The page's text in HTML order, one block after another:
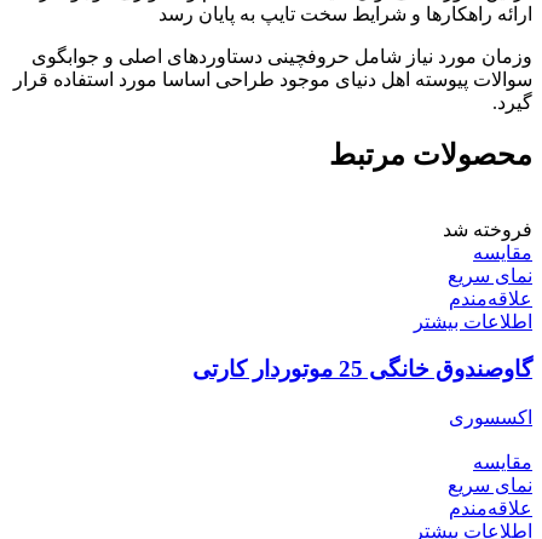
ارائه راهکارها و شرایط سخت تایپ به پایان رسد
وزمان مورد نیاز شامل حروفچینی دستاوردهای اصلی و جوابگوی
سوالات پیوسته اهل دنیای موجود طراحی اساسا مورد استفاده قرار
گیرد.
محصولات مرتبط
فروخته شد
مقایسه
نمای سریع
علاقه‌مندم
اطلاعات بیشتر
گاوصندوق خانگی 25 موتوردار کارتی
اکسسوری
مقایسه
نمای سریع
علاقه‌مندم
اطلاعات بیشتر